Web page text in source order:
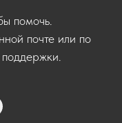
помочь.
почте или по